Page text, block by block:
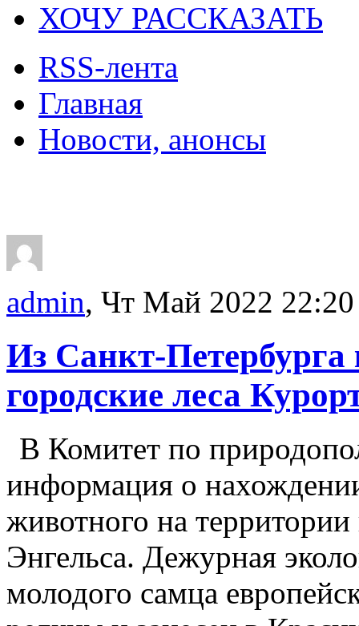
ХОЧУ РАССКАЗАТЬ
RSS-лента
Главная
Новости, анонсы
admin, Чт Май 2022 22:20
Из Санкт-Петербурга
городские леса
В Комитет по
информация о
животного на
Энгельса. Дежурная
молодого самца